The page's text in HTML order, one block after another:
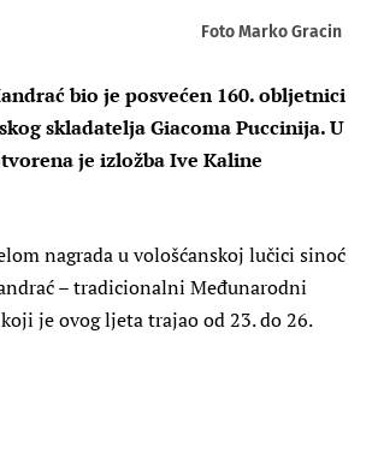
Foto Marko Gracin
bio je posvećen 160. obljetnici
skladatelja Giacoma Puccinija. U
je izložba Ive Kaline
nagrada u vološćanskoj lučici sinoć
– tradicionalni Međunarodni
je ovog ljeta trajao od 23. do 26.